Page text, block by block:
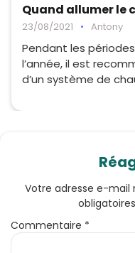
Quand allumer le
23/08/2021 • Antony
Pendant les
l’année, il est
d’un système de
Votre adresse e-mail
Commentaire *